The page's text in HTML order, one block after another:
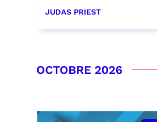
JUDAS PRIEST
OCTOBRE 2026